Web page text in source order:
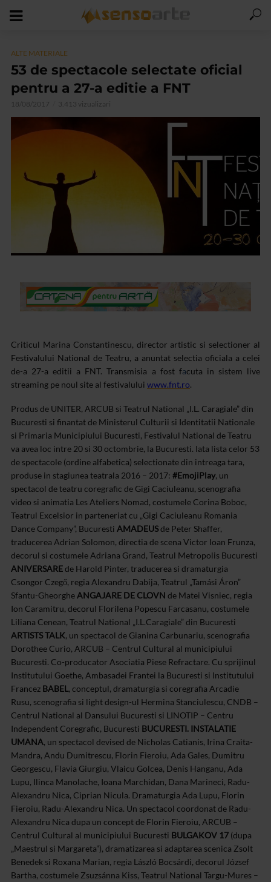
ALTE MATERIALE
53 de spectacole selectate oficial
pentru a 27-a editie a FNT
18/08/2017 3.413 vizualizari
Criticul Marina Constantinescu, director artistic si selectioner al
Festivalului National de Teatru, a anuntat selectia oficiala a celei
de-a 27-a editii a FNT. Transmisia a fost facuta in sistem live
streaming pe noul site al festivalului www.fnt.ro.
Produs de UNITER, ARCUB si Teatrul National „I.L. Caragiale” din
Bucuresti si finantat de Ministerul Culturii si Identitatii Nationale
si Primaria Municipiului Bucuresti, Festivalul National de Teatru
va avea loc intre 20 si 30 octombrie, la Bucuresti. Iata lista celor 53
de spectacole (ordine alfabetica) selectionate din intreaga tara,
produse in stagiunea teatrala 2016 – 2017: #EmojiPlay, un
spectacol de teatru coregrafic de Gigi Caciuleanu, scenografia
video si animatia Les Ateliers Nomad, costumele Corina Boboc,
Teatrul Excelsior in parteneriat cu „Gigi Caciuleanu Romania
Dance Company”, Bucuresti AMADEUSde Peter Shaffer,
traducerea Adrian Solomon, directia de scena Victor Ioan Frunza,
decorul si costumele Adriana Grand, Teatrul Metropolis Bucuresti
ANIVERSAREde Harold Pinter, traducerea si dramaturgia
Csongor Czegő, regia Alexandru Dabija, Teatrul „Tamási Áron”
Sfantu-GheorgheANGAJARE DE CLOVN de Matei Visniec, regia
Ion Caramitru, decorul Florilena Popescu Farcasanu, costumele
Liliana Cenean, Teatrul National „I.L.Caragiale” din Bucuresti
ARTISTS TALK, un spectacol de Gianina Carbunariu, scenografia
Dorothee Curio, ARCUB – Centrul Cultural al municipiului
Bucuresti. Co-producator Asociatia Piese Refractare. Cu sprijinul
Institutului Goethe, Ambasadei Frantei la Bucuresti si Institutului
Francez BABEL, conceptul, dramaturgia si coregrafia Arcadie
Rusu, scenografia si light design-ul Hermina Stanciulescu, CNDB –
Centrul National al Dansului Bucuresti si LINOTIP – Centru
Independent Coregrafic, Bucuresti BUCURESTI. INSTALATIE
UMANA, un spectacol devised de Nicholas Catianis, Irina Craita-
Mandra, Andu Dumitrescu, Florin Fieroiu, Ada Gales, Dumitru
Georgescu, Flavia Giurgiu, Vlaicu Golcea, Denis Hanganu, Ada
Lupu, Ilinca Manolache, Ioana Marchidan, Dana Marineci, Radu-
Alexandru Nica, Ciprian Nicula. Dramaturgia Ada Lupu, Florin
Fieroiu, Radu-Alexandru Nica. Un spectacol coordonat de Radu-
Alexandru Nica dupa un concept de Florin Fieroiu, ARCUB –
Centrul Cultural al municipiului Bucuresti BULGAKOV 17 (dupa
„Maestrul si Margareta”), dramatizarea si adaptarea scenica Zsolt
Benedek si Roxana Marian, regia László Bocsárdi, decorul József
Bartha, costumele Zsuzsánna Kiss, Teatrul National Targu-Mures –